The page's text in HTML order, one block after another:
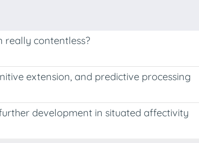
really contentless?
extension, and predictive processing
development in situated affectivity